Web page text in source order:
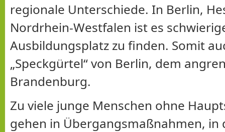
regionale Unterschiede. In Berlin,
Nordrhein-Westfalen ist es
Ausbildungsplatz zu finden. Somit
„Speckgürtel“ von Berlin, dem
Brandenburg.
Zu viele junge Menschen ohne
gehen in Übergangsmaßnahmen, in